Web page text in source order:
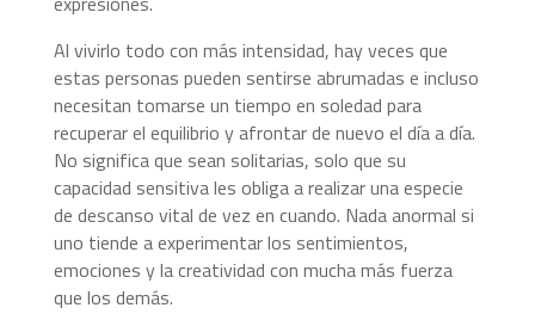
Al vivirlo todo con más intensidad, hay veces que
estas personas pueden sentirse abrumadas e incluso
necesitan tomarse un tiempo en soledad para
recuperar el equilibrio y afrontar de nuevo el día a día.
No significa que sean solitarias, solo que su
capacidad sensitiva les obliga a realizar una especie
de descanso vital de vez en cuando. Nada anormal si
uno tiende a experimentar los sentimientos,
emociones y la creatividad con mucha más fuerza
que los demás.